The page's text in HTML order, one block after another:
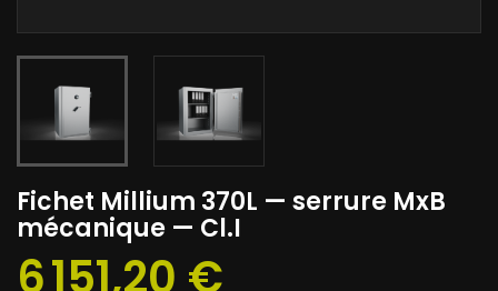
Fichet Millium 370L — serrure MxB
mécanique — Cl.I
6 151,20 €